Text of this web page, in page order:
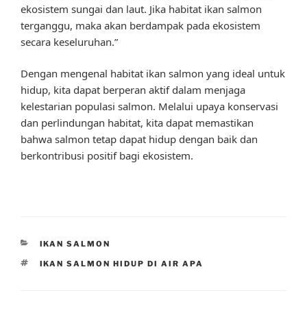
ekosistem sungai dan laut. Jika habitat ikan salmon
terganggu, maka akan berdampak pada ekosistem
secara keseluruhan.”
Dengan mengenal habitat ikan salmon yang ideal untuk
hidup, kita dapat berperan aktif dalam menjaga
kelestarian populasi salmon. Melalui upaya konservasi
dan perlindungan habitat, kita dapat memastikan
bahwa salmon tetap dapat hidup dengan baik dan
berkontribusi positif bagi ekosistem.
CATEGORIES
IKAN SALMON
TAGS
IKAN SALMON HIDUP DI AIR APA